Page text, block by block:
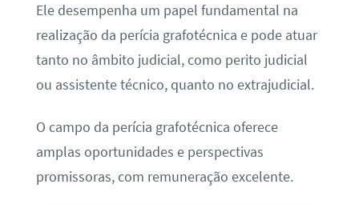
Ele desempenha um papel fundamental na
realização da perícia grafotécnica e pode atuar
tanto no âmbito judicial, como perito judicial
ou assistente técnico, quanto no extrajudicial.
O campo da perícia grafotécnica oferece
amplas oportunidades e perspectivas
promissoras, com remuneração excelente.